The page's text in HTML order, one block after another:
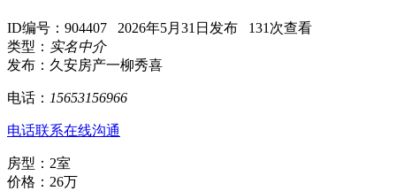
ID编号：904407 2026年5月31日发布 131次查看
类型： 实名中介
发布：久安房产一柳秀喜
电话： 15653156966
电话联系在线沟通
房型：2室
价格：26万